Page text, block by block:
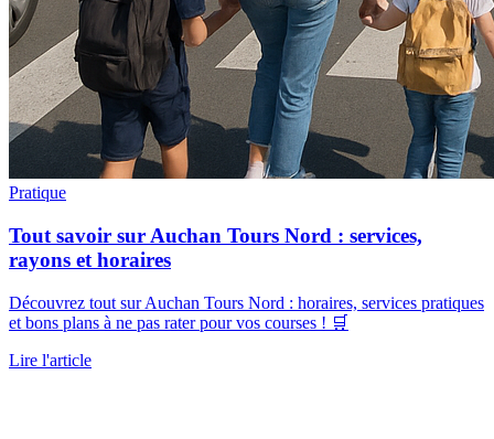
Pratique
Tout savoir sur Auchan Tours Nord : services,
rayons et horaires
Découvrez tout sur Auchan Tours Nord : horaires, services pratiques
et bons plans à ne pas rater pour vos courses ! 🛒
Lire l'article